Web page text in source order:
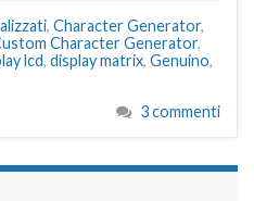
, Character Generator,
Character Generator,
lcd, display matrix, Genuino,
3 commenti